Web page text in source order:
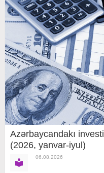
Azərbaycandakı
(2026, yanvar-iyul)
06.08.2026